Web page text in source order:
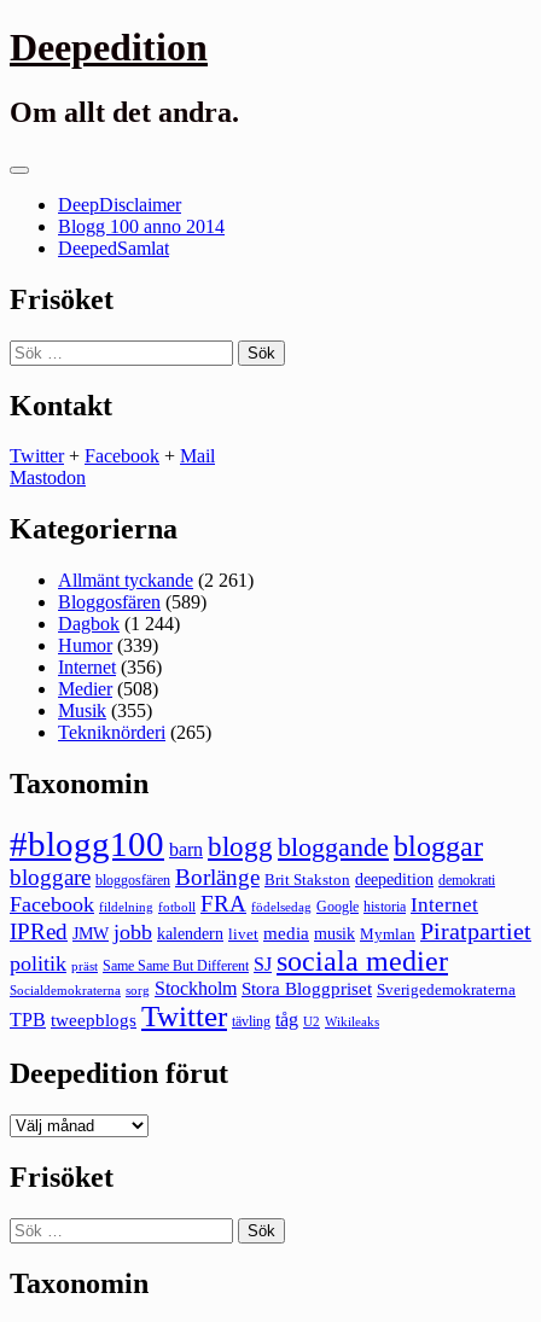
Gå
till
Deepedition
Om allt det andra.
Primär
DeepDisclaimer
Blogg 100 anno 2014
DeepedSamlat
Frisöket
Sök
efter:
Kontakt
Twitter+ Facebook + Mail
Mastodon
Kategorierna
Allmänt tyckande (2 261)
Bloggosfären (589)
Dagbok (1 244)
Humor(339)
Internet (356)
Medier(508)
Musik (355)
Tekniknörderi (265)
Taxonomin
#blogg100 barn blogg bloggande bloggar
bloggare bloggosfären Borlänge Brit Stakston deepedition demokrati
Facebook fildelning fotboll FRA födelsedag Google historia Internet
IPRed JMW jobb kalendern livet media musik Mymlan Piratpartiet
politik präst Same Same But Different SJ sociala medier
Socialdemokraterna sorg Stockholm Stora Bloggpriset Sverigedemokraterna
TPB tweepblogs Twitter tävling tåg U2 Wikileaks
Deepedition förut
Deepedition
Frisöket
Sök
efter:
Taxonomin